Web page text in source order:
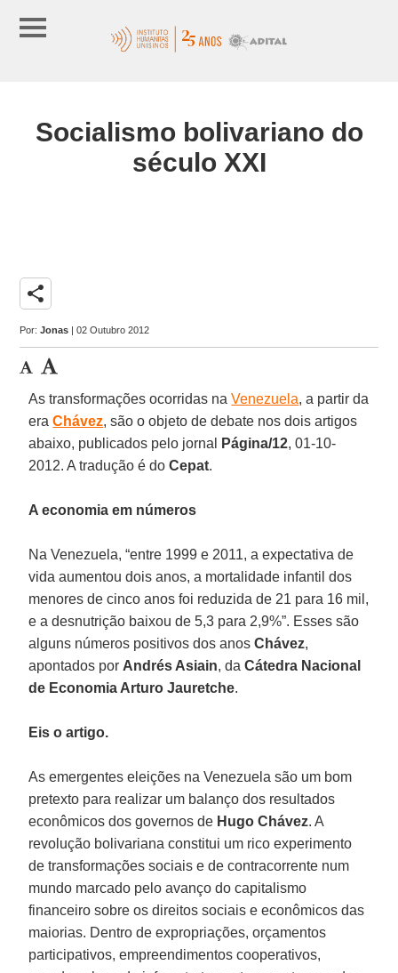
Socialismo bolivariano do
século XXI
share
Por:Jonas | 02 Outubro 2012
As transformações ocorridas naVenezuela, a partir da
eraChávez, são o objeto de debate nos dois artigos
abaixo, publicados pelo jornal
Página/12, 01-10-
2012. A tradução é doCepat.
A economia em números
Na Venezuela, “entre 1999 e 2011, a expectativa de
vida aumentou dois anos, a mortalidade infantil dos
menores de cinco anos foi reduzida de 21 para 16 mil,
e a desnutrição baixou de 5,3 para 2,9%”. Esses são
alguns números positivos dos anosChávez,
apontados por Andrés Asiain, daCátedra Nacional
de Economia Arturo Jauretche.
Eis o artigo.
As emergentes eleições na Venezuela são um bom
pretexto para realizar um balanço dos resultados
econômicos dos governos de Hugo Chávez. A
revolução bolivariana constitui um rico experimento
de transformações sociais e de contracorrente num
mundo marcado pelo avanço do capitalismo
financeiro sobre os direitos sociais e econômicos das
maiorias. Dentro de expropriações, orçamentos
participativos, empreendimentos cooperativos,